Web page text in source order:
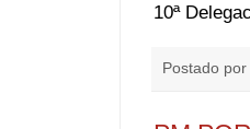
10ª
Postado por